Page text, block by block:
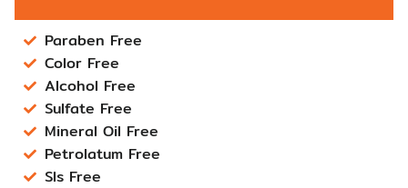
Paraben Free
Color Free
Alcohol Free
Sulfate Free
Mineral Oil Free
Petrolatum Free
Sls Free